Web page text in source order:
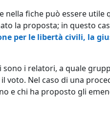
nella fiche può essere utile
la proposta; in questo
per le libertà civili, la
sono i relatori, a quale
voto. Nel caso di una
e chi ha proposto gli